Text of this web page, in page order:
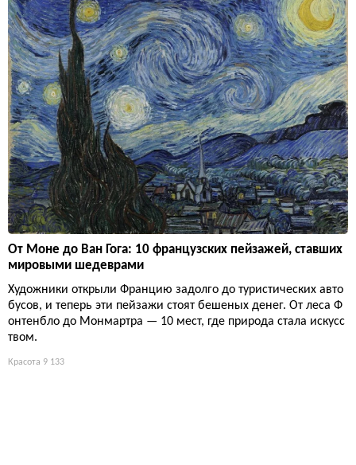
От Моне до Ван Гога: 10 французских пейзажей, ставших
мировыми шедеврами
Художники открыли Францию задолго до туристических авто
бусов, и теперь эти пейзажи стоят бешеных денег. От леса Ф
онтенбло до Монмартра — 10 мест, где природа стала искусс
твом.
Красота 9 133